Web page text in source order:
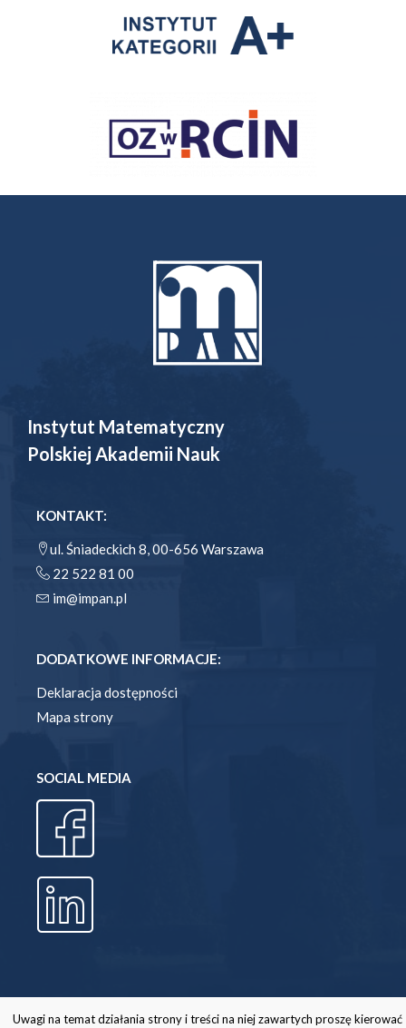
Instytut Matematyczny
Polskiej Akademii Nauk
KONTAKT:
ul. Śniadeckich 8, 00-656 Warszawa
22 522 81 00
im@impan.pl
DODATKOWE INFORMACJE:
Deklaracja dostępności
Mapa strony
SOCIAL MEDIA
Uwagi na temat działania strony i treści na niej zawartych proszę kierować